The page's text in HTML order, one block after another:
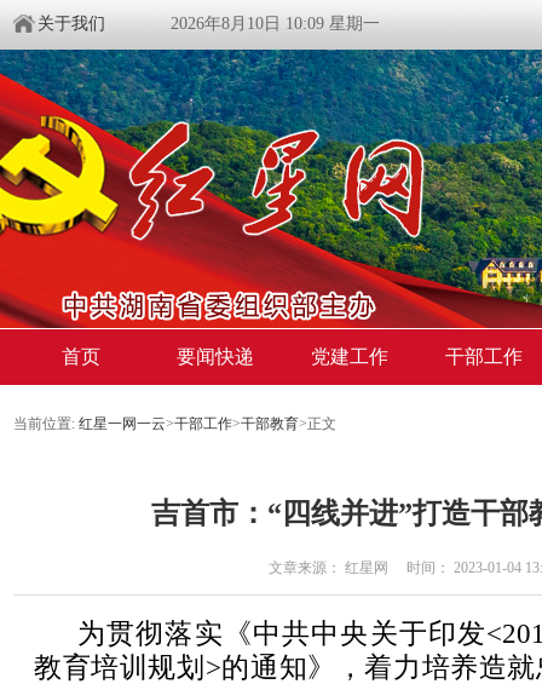
关于我们 2026年8月10日 10:09 星期一
首页 要闻快递 党建工作 干部工作
当前位置: 红星一网一云>干部工作>干部教育>正文
吉首市：“四线并进”打造干部
文章来源： 红星网 时间： 2023-01-04
为贯彻落实《中共中央关于印发
教育培训规划>的通知》，着力培养造